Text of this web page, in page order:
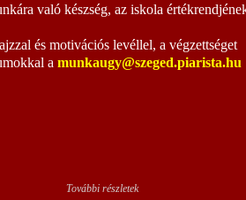
való készség, az iskola
és motivációs levéllel, a végzettséget
a munkaugy@szeged.piarista.hu
További részletek